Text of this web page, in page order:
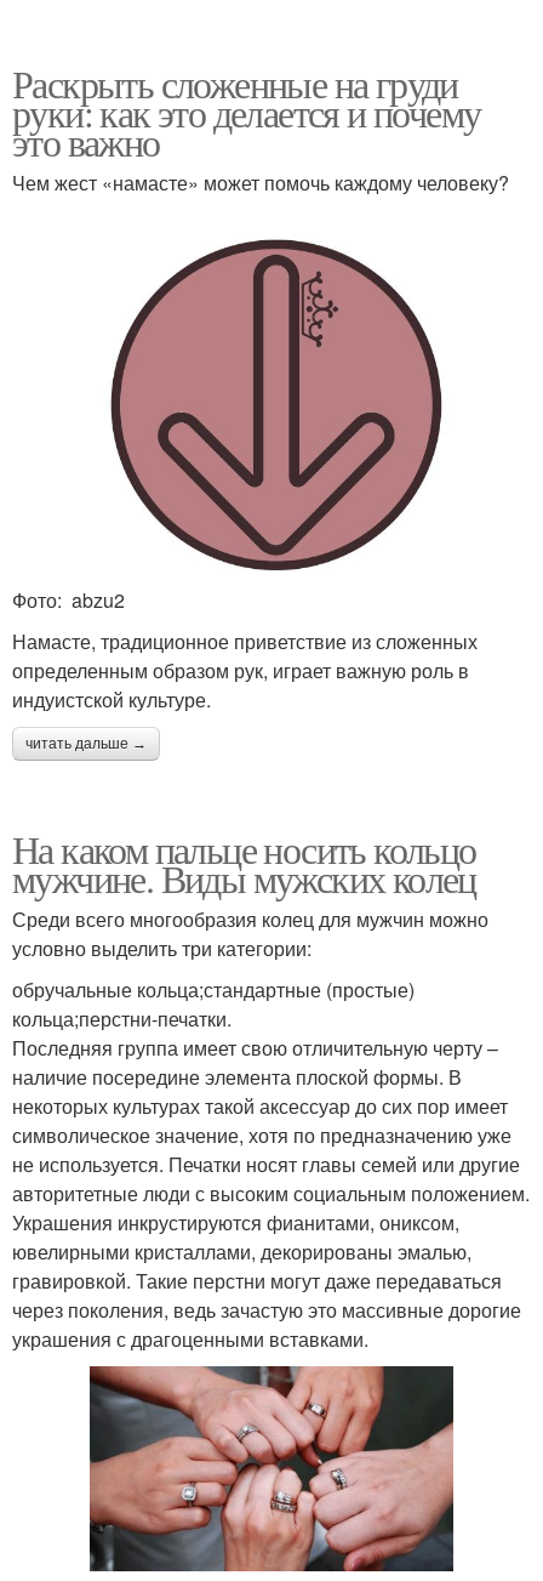
Раскрыть сложенные на груди
руки: как это делается и почему
это важно
Чем жест «намасте» может помочь каждому человеку?
Фото: abzu2
Намасте, традиционное приветствие из сложенных
определенным образом рук, играет важную роль в
индуистской культуре.
читать дальше →
На каком пальце носить кольцо
мужчине. Виды мужских колец
Среди всего многообразия колец для мужчин можно
условно выделить три категории:
обручальные кольца;стандартные (простые)
кольца;перстни-печатки.
Последняя группа имеет свою отличительную черту –
наличие посередине элемента плоской формы. В
некоторых культурах такой аксессуар до сих пор имеет
символическое значение, хотя по предназначению уже
не используется. Печатки носят главы семей или другие
авторитетные люди с высоким социальным положением.
Украшения инкрустируются фианитами, ониксом,
ювелирными кристаллами, декорированы эмалью,
гравировкой. Такие перстни могут даже передаваться
через поколения, ведь зачастую это массивные дорогие
украшения с драгоценными вставками.